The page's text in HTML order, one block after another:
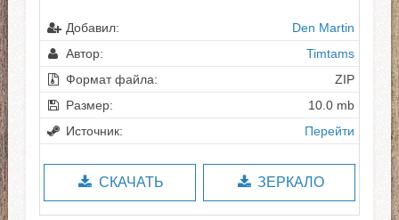
Добавил:
Den Martin
Автор:
Timtams
Формат файла:
ZIP
Размер:
10.0 mb
Источник:
Перейти
СКАЧАТЬ ЗЕРКАЛО